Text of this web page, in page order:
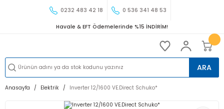
0232 483 42 18 0 536 341 48 53
Havale & EFT Ödemelerinde %15 İNDİRİM!
ARA
Anasayfa Elektrik Inverter 12/1600 VE.Direct Schuko*